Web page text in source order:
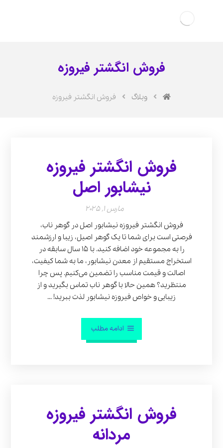
فروش انگشتر فیروزه
وبلاگ فروش انگشتر فیروزه
فروش انگشتر فیروزه
نیشابور اصل
مارس 1, 2025
فروش انگشتر فیروزه نیشابور اصل در گوهر ناب،
فرصتی است برای شما تا یک گوهر اصیل، زیبا و ارزشمند
را به مجموعه خود اضافه کنید. با 15 سال سابقه در
استخراج مستقیم از معدن نیشابور، ما به شما کیفیت،
اصالت و قیمت مناسب را تضمین می‌کنیم. پس چرا
منتظرید؟ همین حالا با گوهر ناب تماس بگیرید و از
زیبایی و خواص فیروزه نیشابور لذت ببرید! ...
ادامه مطلب
فروش انگشتر فیروزه
مردانه